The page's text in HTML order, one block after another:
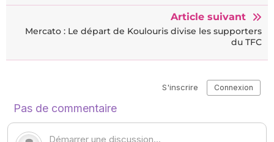
Article suivant
Mercato : Le départ de Koulouris divise les supporters
du TFC